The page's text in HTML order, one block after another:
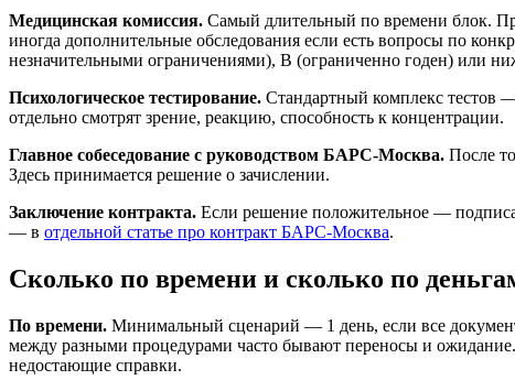
Медицинская комиссия. Самый длительный по времени блок.
иногда дополнительные обследования если есть вопросы по
незначительными ограничениями), В (ограниченно годен) или
Психологическое тестирование. Стандартный комплекс тестов
отдельно смотрят зрение, реакцию, способность к концентрации.
Главное собеседование с руководством БАРС-Москва. После
Здесь принимается решение о зачислении.
Заключение контракта. Если решение положительное —
— в отдельной статье про контракт БАРС-Москва.
Сколько по времени и сколько по
По времени. Минимальный сценарий — 1 день, если все
между разными процедурами часто бывают переносы и
недостающие справки.